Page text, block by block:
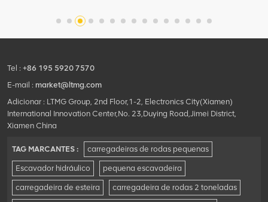
Tel : +86 195 5920 7570
E-mail : market@ltmg.com
Adicionar : LTMG Group, 2nd Floor,1-2, Electronics City(Xiamen)
International Innovation Center,No. 23,Duying Road,Jimei District,
Xiamen China
TAG MARCANTES : carregadeiras de rodas pequenas
Escavador hidráulico pequena escavadeira
carregadeira de esteira carregadeira de rodas 2 toneladas